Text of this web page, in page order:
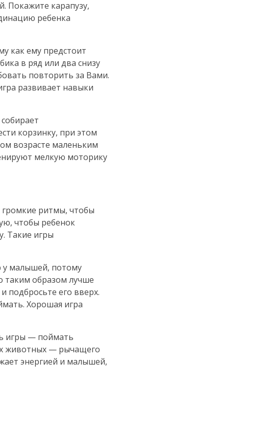
Покажите карапузу,
ребенка
как ему предстоит
в ряд или два снизу
повторить за Вами.
развивает навыки
корзинку, при этом
возрасте маленьким
мелкую моторику
громкие ритмы, чтобы
чтобы ребенок
Такие игры
у малышей, потому
таким образом лучше
подбросьте его вверх.
Хорошая игра
игры — поймать
животных — рычащего
энергией и малышей,